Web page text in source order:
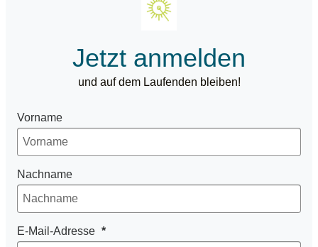
Jetzt anmelden
und auf dem Laufenden bleiben!
Vorname
Nachname
E-Mail-Adresse